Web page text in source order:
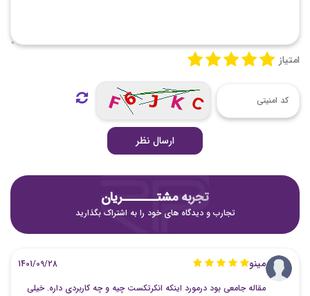
امتیاز
ارسال نظر
تجربه مشتـــــــریان
تجارب و دیدگاه های خود را به اشتراک بگذارید
مینو
مقاله جامعی بود درمورد اینکه انکرتکست چیه و چه کاربردی داره‌. خیلی
1401/09/28